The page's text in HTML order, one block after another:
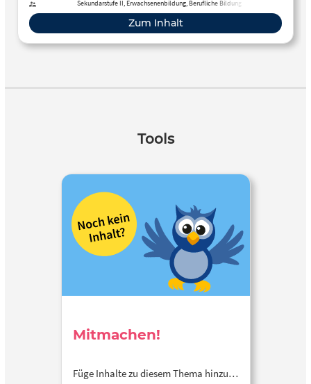
Sekundarstufe II, Erwachsenenbildung, Berufliche Bildung
Zum Inhalt
Tools
Mitmachen!
Füge Inhalte zu diesem Thema hinzu…